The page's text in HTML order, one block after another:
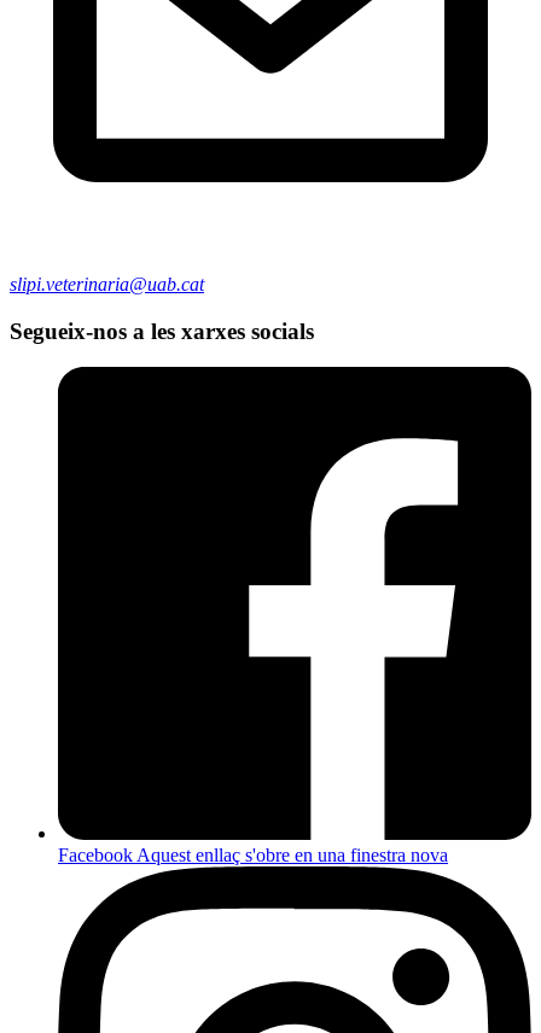
slipi.veterinaria@uab.cat
Segueix-nos a les xarxes socials
FacebookAquest enllaç s'obre en una finestra nova